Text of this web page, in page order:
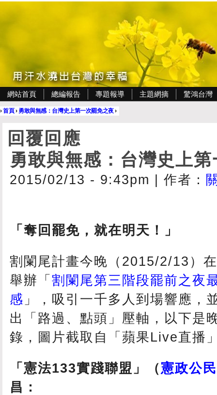
網站首頁 總編報告 專題報導 主題網摘 驚鴻台灣
›首頁› 勇敢與無感：台灣史上第一次罷免之夜›
回覆回應
勇敢與無感：台灣史上
2015/02/13 - 9:43pm
「奪回罷免，就在明天！」
割闌尾計畫今晚（2015/2/13）
舉辦「 割闌尾第三階段罷前之夜
感 」，吸引一千多人到場響應，
出「路過、點頭」壓軸，以下是
錄，圖片截取自「蘋果Live直播
「憲法133實踐聯盟」（憲政公
昌：